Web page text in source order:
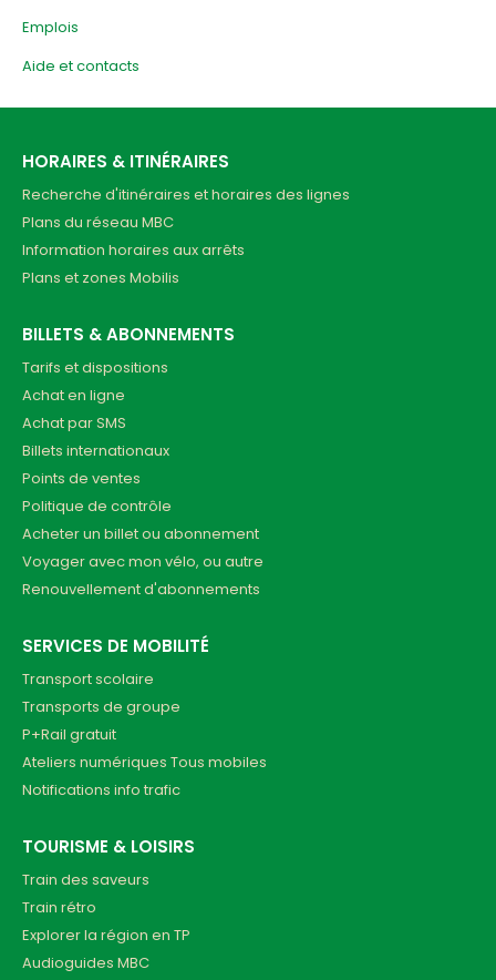
Emplois
Aide et contacts
HORAIRES & ITINÉRAIRES
Recherche d'itinéraires et horaires des lignes
Plans du réseau MBC
Information horaires aux arrêts
Plans et zones Mobilis
BILLETS & ABONNEMENTS
Tarifs et dispositions
Achat en ligne
Achat par SMS
Billets internationaux
Points de ventes
Politique de contrôle
Acheter un billet ou abonnement
Voyager avec mon vélo, ou autre
Renouvellement d'abonnements
SERVICES DE MOBILITÉ
Transport scolaire
Transports de groupe
P+Rail gratuit
Ateliers numériques Tous mobiles
Notifications info trafic
TOURISME & LOISIRS
Train des saveurs
Train rétro
Explorer la région en TP
Audioguides MBC